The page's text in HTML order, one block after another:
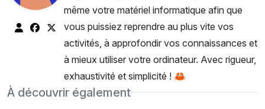
même votre matériel informatique afin que
vous puissiez reprendre au plus vite vos
activités, à approfondir vos connaissances et
à mieux utiliser votre ordinateur. Avec rigueur,
exhaustivité et simplicité ! 🦀
À découvrir également